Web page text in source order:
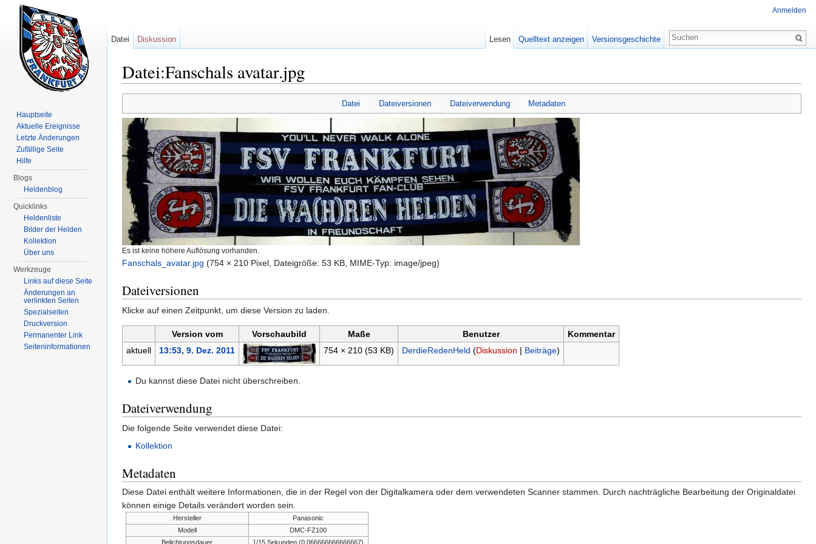
Datei:Fanschals avatar.jpg
Datei Dateiversionen Dateiverwendung Metadaten
Es ist keine höhere Auflösung vorhanden.
Fanschals_avatar.jpg (754 × 210 Pixel, Dateigröße: 53 KB, MIME-Typ: image/jpeg)
Dateiversionen
Klicke auf einen Zeitpunkt, um diese Version zu laden.
Version vom Vorschaubild Maße Benutzer
Kommentar
aktuell
13:53, 9. Dez. 2011 754 × 210 (53 KB) DerdieRedenHeld (Diskussion | Beiträge)
Du kannst diese Datei nicht überschreiben.
Dateiverwendung
Die folgende Seite verwendet diese Datei:
Kollektion
Metadaten
Diese Datei enthält weitere Informationen, die in der Regel von der Digitalkamera oder dem verwendeten Scanner stammen. Durch nachträgliche Bearbeitung der Originaldatei
können einige Details verändert worden sein.
Hersteller
Panasonic
Modell
DMC-FZ100
Belichtungsdauer
1/15 Sekunden (0,066666666666667)
Anmelden
Datei Diskussion Lesen Quelltext anzeigen Versionsgeschichte
Hauptseite
Aktuelle Ereignisse
Letzte Änderungen
Zufällige Seite
Hilfe
Blogs
Heldenblog
Quicklinks
Heldenliste
Bilder der Helden
Kollektion
Über uns
Werkzeuge
Links auf diese Seite
Änderungen an
verlinkten Seiten
Spezialseiten
Druckversion
Permanenter Link
Seiten­informationen